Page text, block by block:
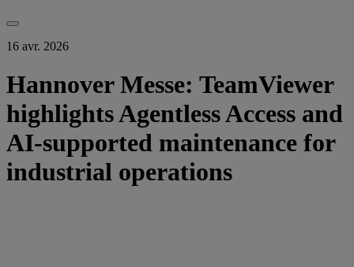
16 avr. 2026
Hannover Messe: TeamViewer
highlights Agentless Access and
AI-supported maintenance for
industrial operations